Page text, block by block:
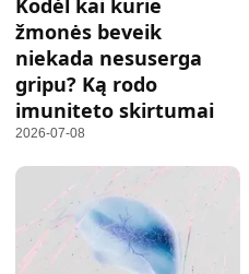
žmonės beveik
niekada nesuserga
gripu? Ką rodo
imuniteto skirtumai
2026-07-08